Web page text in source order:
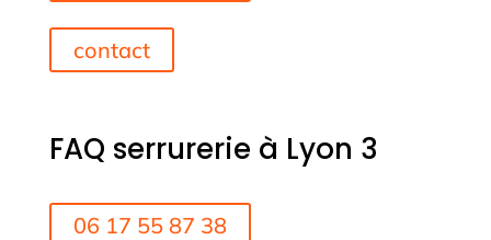
contact
FAQ serrurerie à Lyon 3
06 17 55 87 38